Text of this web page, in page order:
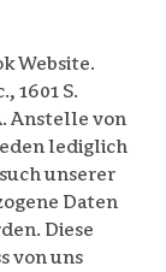
Website.
1601 S.
Anstelle von
lediglich
unserer
Daten
Diese
von uns